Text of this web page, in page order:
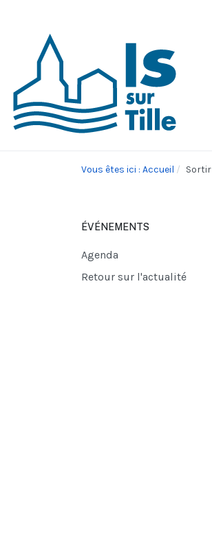
Vous êtes ici : Accueil Sortir
ÉVÉNEMENTS
Agenda
Retour sur l'actualité